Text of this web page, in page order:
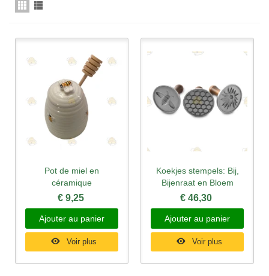
Pot de miel en
céramique
€ 9,25
Ajouter au panier
Voir plus
Koekjes stempels: Bij,
Bijenraat en Bloem
€ 46,30
Ajouter au panier
Voir plus